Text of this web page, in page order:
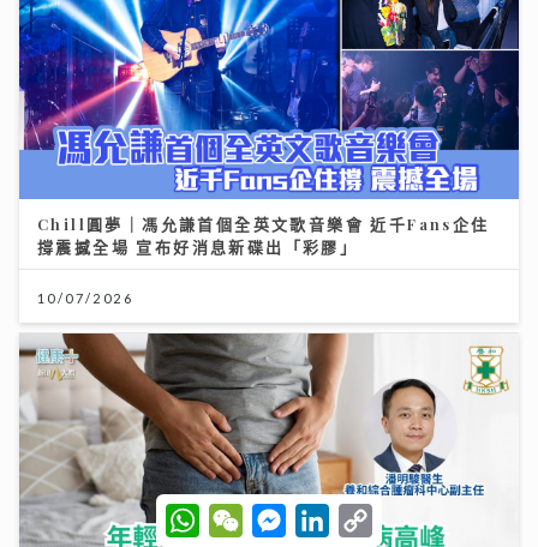
Chill圓夢｜馮允謙首個全英文歌音樂會 近千Fans企住
撐震撼全場 宣布好消息新碟出「彩膠」
10/07/2026
W
h
W
e
M
e
L
o